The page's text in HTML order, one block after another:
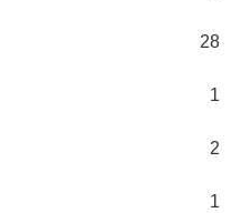
28
1
2
1